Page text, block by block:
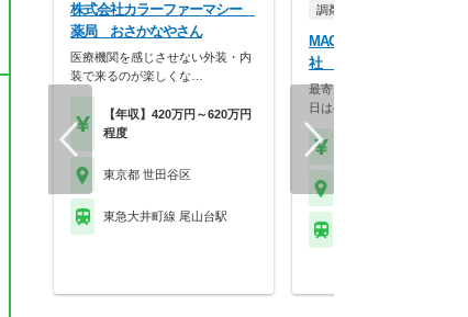
株式会社カラーファーマシー
薬局 おさかなやさん
医療機関を感じさせない外装・内
装で来るのが楽しくな…
【年収】420万円～620万円
程度
東京都 世田谷区
東急大井町線 尾山台駅
調剤薬局
MACホールディングス株
社 れんげ薬局 世田谷中
最寄り駅から徒歩約10分！
日は半日のみの勤務…